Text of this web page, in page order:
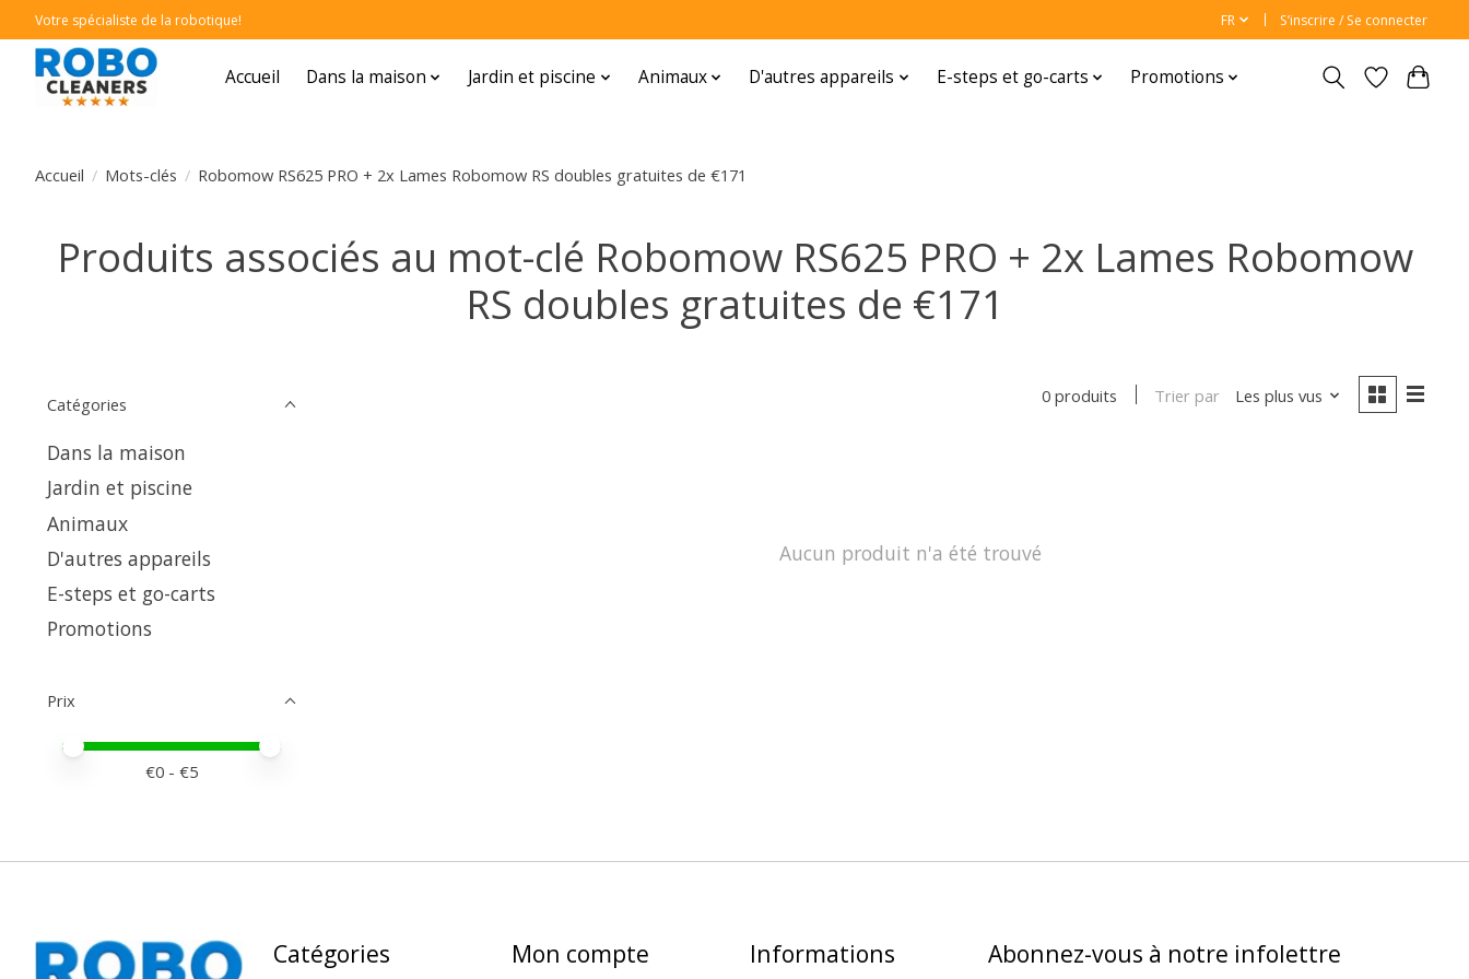
Votre spécialiste de la robotique! FR S’inscrire / Se connecter
Accueil Dans la maison Jardin et piscine Animaux D'autres appareils E-steps et go-carts Promotions
Accueil / Mots-clés / Robomow RS625 PRO + 2x Lames Robomow RS doubles gratuites de €171
Produits associés au mot-clé Robomow RS625 PRO + 2x Lames Robomow
RS doubles gratuites de €171
Catégories
Dans la maison
Jardin et piscine
Animaux
D'autres appareils
E-steps et go-carts
Promotions
Prix
Prix minimum
Price maximum value
€0 - €5
0 produits Trier par Les plus vus
Aucun produit n'a été trouvé
Catégories Mon compte Informations Abonnez-vous à notre infolettre